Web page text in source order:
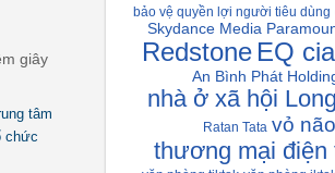
giây
tâm
chức
bảo vệ quyền lợi người tiêu dùng
Skydance Media
Redstone EQ cia
An Bình Phát
nhà ở xã hội
Ratan Tata vỏ não
thương mại điện